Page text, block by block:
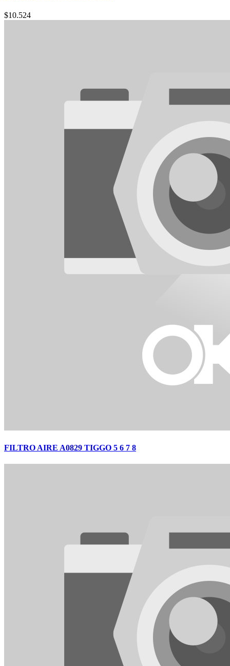
$10.524
FILTRO AIRE A0829 TIGGO 5 6 7 8